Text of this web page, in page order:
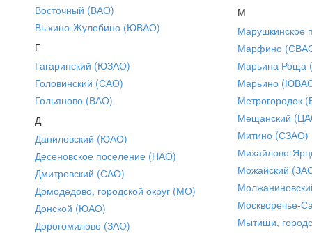
Восточный (ВАО)
Выхино-Жулебино (ЮВАО)
Г
Гагаринский (ЮЗАО)
Головинский (САО)
Гольяново (ВАО)
Д
Даниловский (ЮАО)
Десеновское поселение (НАО)
Дмитровский (САО)
Домодедово, городской округ (МО)
Донской (ЮАО)
Дорогомилово (ЗАО)
М
Марушкинское
Марфино
Марьина Роща
Марьино
Метрогородок
Мещанский
Митино (СЗАО)
Михайлово-
Можайский
Москворечье-
Мытищи,